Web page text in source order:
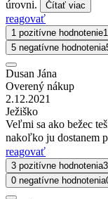
úrovni. Čítať viac
reagovať
1 pozitívne hodnotenie1
5 negatívne hodnotenia
Dusan Jána
Overený nákup
2.12.2021
Ježiško
Veľmi sa ako bežec
nakoľko ju dostanem
reagovať
3 pozitívne hodnotenia3
0 negatívne hodnotenia